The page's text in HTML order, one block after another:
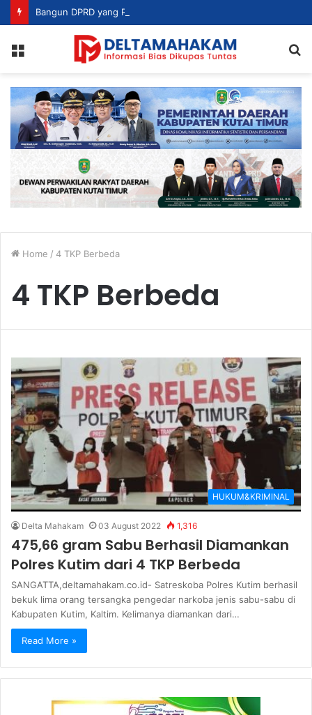
Home / 4 TKP Berbeda
4 TKP Berbeda
HUKUM&KRIMINAL
Delta Mahakam 03 August 2022 1,316
475,66 gram Sabu Berhasil Diamankan
Polres Kutim dari 4 TKP Berbeda
SANGATTA,deltamahakam.co.id- Satreskoba Polres Kutim berhasil
bekuk lima orang tersangka pengedar narkoba jenis sabu-sabu di
Kabupaten Kutim, Kaltim. Kelimanya diamankan dari…
Read More »